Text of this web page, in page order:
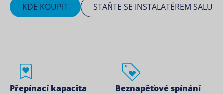
KDE KOUPIT STAŇTE SE INSTALATÉREM SALUS
Přepínací kapacita
Beznapěťové spínání